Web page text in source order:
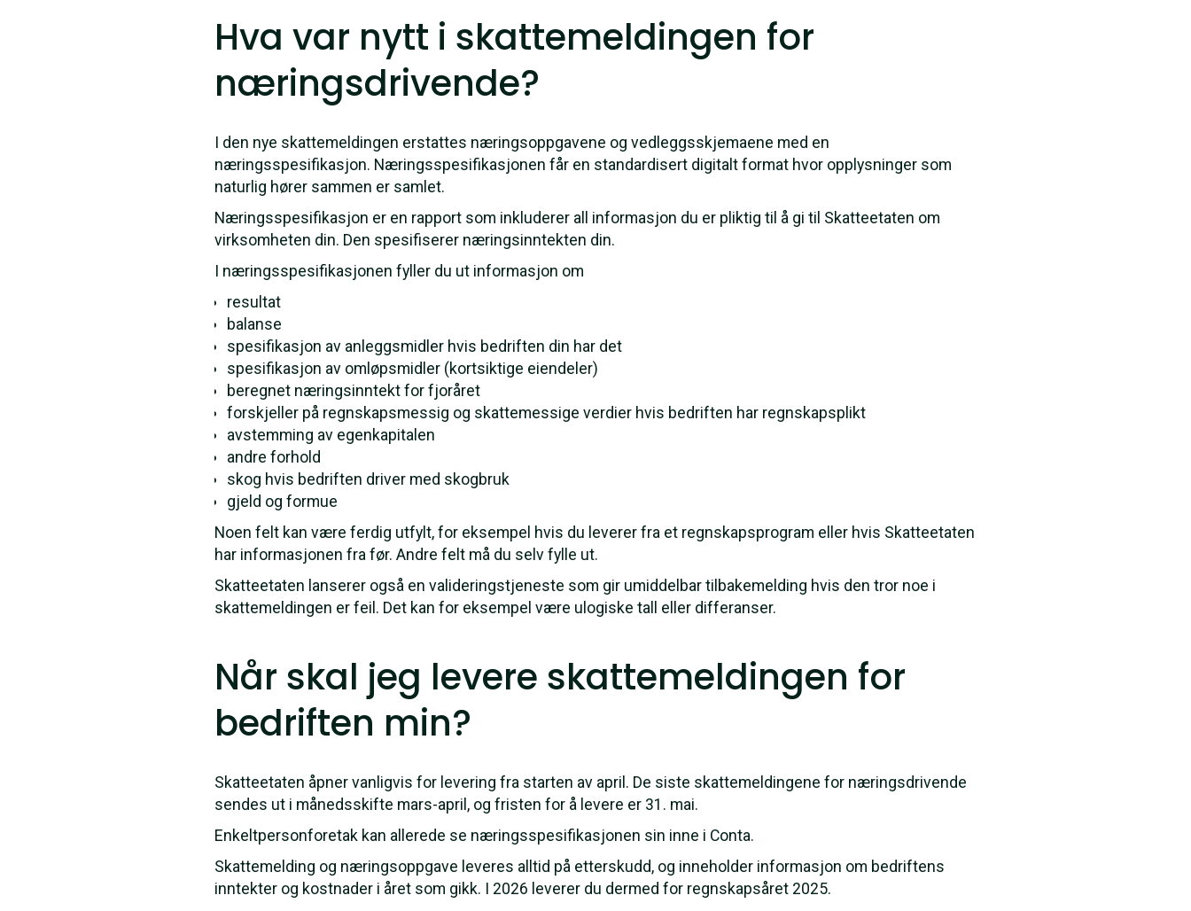
Hva var nytt i skattemeldingen for
næringsdrivende?
I den nye skattemeldingen erstattes næringsoppgavene og vedleggsskjemaene med en
næringsspesifikasjon. Næringsspesifikasjonen får en standardisert digitalt format hvor opplysninger som
naturlig hører sammen er samlet.
Næringsspesifikasjon er en rapport som inkluderer all informasjon du er pliktig til å gi til Skatteetaten om
virksomheten din. Den spesifiserer næringsinntekten din.
I næringsspesifikasjonen fyller du ut informasjon om
resultat
balanse
spesifikasjon av anleggsmidler hvis bedriften din har det
spesifikasjon av omløpsmidler (kortsiktige eiendeler)
beregnet næringsinntekt for fjoråret
forskjeller på regnskapsmessig og skattemessige verdier hvis bedriften har regnskapsplikt
avstemming av egenkapitalen
andre forhold
skog hvis bedriften driver med skogbruk
gjeld og formue
Noen felt kan være ferdig utfylt, for eksempel hvis du leverer fra et regnskapsprogram eller hvis Skatteetaten
har informasjonen fra før. Andre felt må du selv fylle ut.
Skatteetaten lanserer også en valideringstjeneste som gir umiddelbar tilbakemelding hvis den tror noe i
skattemeldingen er feil. Det kan for eksempel være ulogiske tall eller differanser.
Når skal jeg levere skattemeldingen for
bedriften min?
Skatteetaten åpner vanligvis for levering fra starten av april. De siste skattemeldingene for næringsdrivende
sendes ut i månedsskifte mars-april, og fristen for å levere er 31. mai.
Enkeltpersonforetak kan allerede se næringsspesifikasjonen sin inne i Conta.
Skattemelding og næringsoppgave leveres alltid på etterskudd, og inneholder informasjon om bedriftens
inntekter og kostnader i året som gikk. I 2026 leverer du dermed for regnskapsåret 2025.